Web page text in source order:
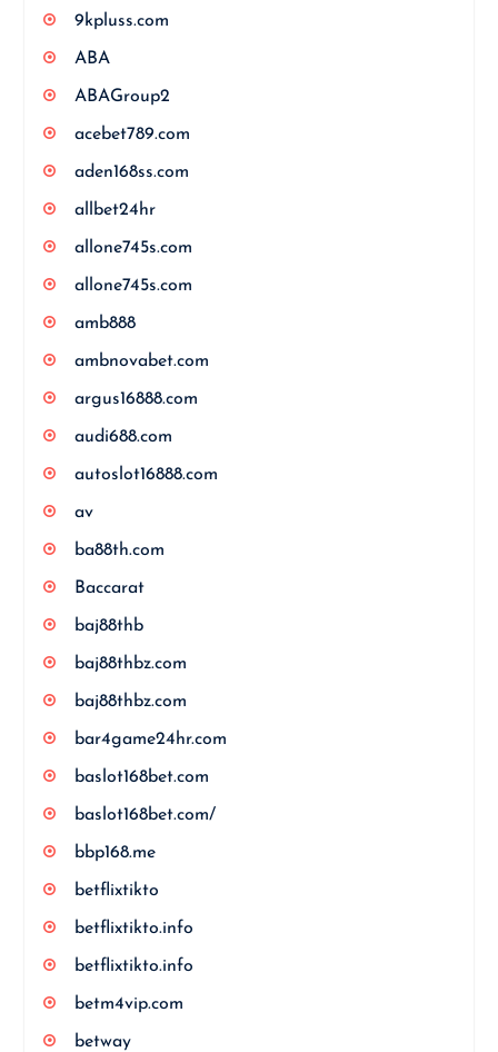
9kpluss.com
ABA
ABAGroup2
acebet789.com
aden168ss.com
allbet24hr
allone745s.com
allone745s.com
amb888
ambnovabet.com
argus16888.com
audi688.com
autoslot16888.com
av
ba88th.com
Baccarat
baj88thb
baj88thbz.com
baj88thbz.com
bar4game24hr.com
baslot168bet.com
baslot168bet.com/
bbp168.me
betflixtikto
betflixtikto.info
betflixtikto.info
betm4vip.com
betway